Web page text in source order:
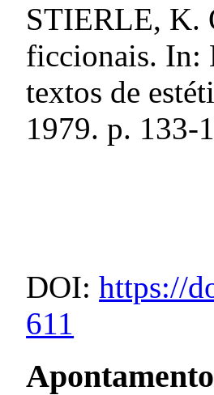
STIERLE, K.
ficcionais. In:
textos de
1979. p. 133-
DOI:https://
611